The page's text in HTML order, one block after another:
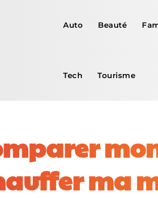
Auto Beauté
Tech Tourisme
ma